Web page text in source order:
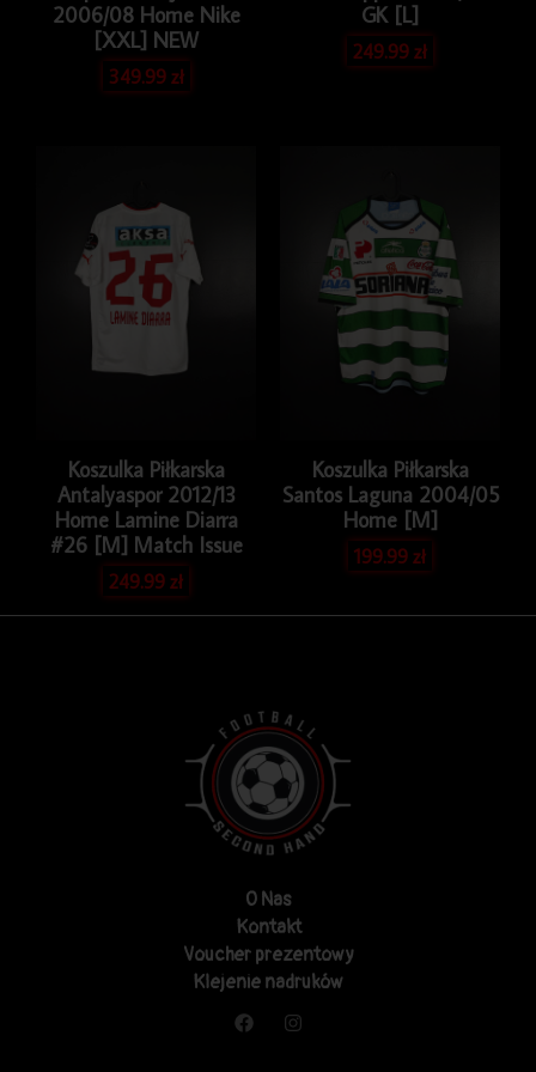
2006/08 Home Nike
[XXL] NEW
349.99zł
GK [L]
249.99zł
Koszulka Piłkarska
Antalyaspor 2012/13
Home Lamine Diarra
#26 [M] Match Issue
249.99zł
Koszulka Piłkarska
Santos Laguna 2004/05
Home [M]
199.99zł
O Nas
Kontakt
Voucher prezentowy
Klejenie nadruków